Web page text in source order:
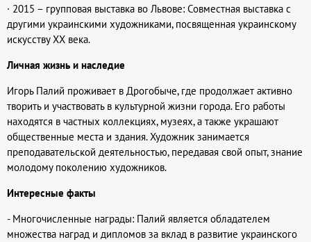
· 2015 – групповая выставка во Львове: Совместная выставка с
другими украинскими художниками, посвященная украинскому
искусству XX века.
Личная жизнь и наследие
Игорь Палий проживает в Дрогобыче, где продолжает активно
творить и участвовать в культурной жизни города. Его работы
находятся в частных коллекциях, музеях, а также украшают
общественные места и здания. Художник занимается
преподавательской деятельностью, передавая свой опыт, знание
молодому поколению художников.
Интересные факты
- Многочисленные награды: Палий является обладателем
множества наград и дипломов за вклад в развитие украинского